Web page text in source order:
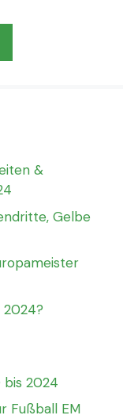
&
Gelbe
bis 2024
Fußball EM